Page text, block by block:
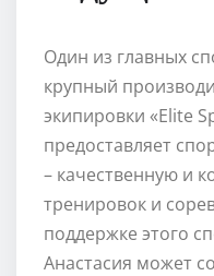
Один из главных
крупный
экипировки «Elite
предоставляет
– качественную и
тренировок и
поддержке этого
Анастасия может